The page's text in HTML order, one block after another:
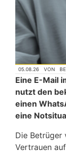
05.08.26 VON
Eine E-Mail
nutzt den
einen
eine
Die Betrüger
Vertrauen